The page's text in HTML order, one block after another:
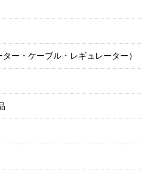
ー・ケーブル・レギュレーター）